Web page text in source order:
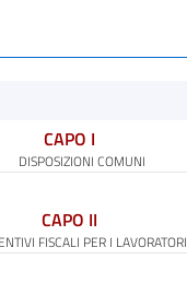
CAPO I
DISPOSIZIONI COMUNI
CAPO II
FISCALI PER I LAVORATORI